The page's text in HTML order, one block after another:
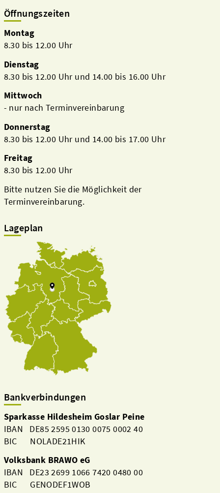
Kreis & Politik
Öffnungszeiten
Montag
8.30 bis 12.00 Uhr
Dienstag
8.30 bis 12.00 Uhr und 14.00 bis 16.00 Uhr
Mittwoch
- nur nach Terminvereinbarung
Donnerstag
8.30 bis 12.00 Uhr und 14.00 bis 17.00 Uhr
Freitag
8.30 bis 12.00 Uhr
Bitte nutzen Sie die Möglichkeit der
Terminvereinbarung.
Lageplan
Bankverbindungen
Sparkasse Hildesheim Goslar Peine
IBAN DE85 2595 0130 0075 0002 40
BIC NOLADE21HIK
Volksbank BRAWO eG
IBAN DE23 2699 1066 7420 0480 00
BIC GENODEF1WOB